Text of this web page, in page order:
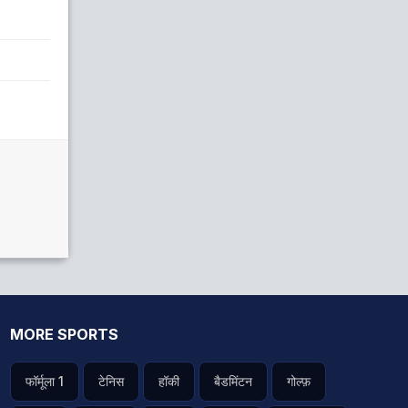
MORE SPORTS
फॉर्मूला 1 टेनिस हॉकी बैडमिंटन गोल्फ़